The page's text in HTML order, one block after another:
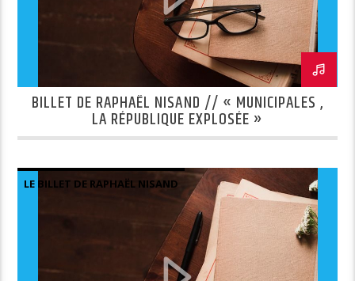
BILLET DE RAPHAËL NISAND // « MUNICIPALES ,
LA RÉPUBLIQUE EXPLOSÉE »
LE BILLET DE RAPHAËL NISAND